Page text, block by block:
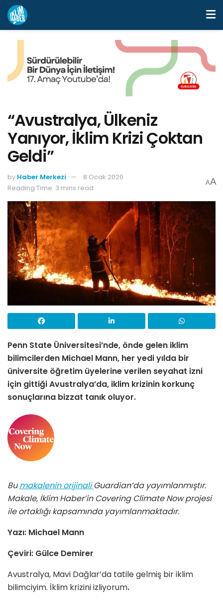
“Avustralya, Ülkeniz
Yanıyor, İklim Krizi Çoktan
Geldi”
by Haber Merkezi
8 Ocak 2020
Reading Time: 3 mins read
AA
Penn State Üniversitesi’nde, önde gelen iklim
bilimcilerden Michael Mann, her yedi yılda bir
üniversite öğretim üyelerine verilen seyahat izni
için gittiğiAvustralya’da, iklim krizinin korkunç
sonuçlarına bizzat tanık oluyor.
Bumakalenin orijinaliGuardian’da yayımlanmıştır.
Makale, İklimHaber’in Covering Climate Now projesi
ile ortaklığı kapsamında yayımlanmaktadır.
Yazı: Michael Mann
Çeviri: Gülce Demirer
Avustralya, Mavi Dağlar’da tatile gelmiş bir iklim
bilimciyim. İklim krizini izliyorum.